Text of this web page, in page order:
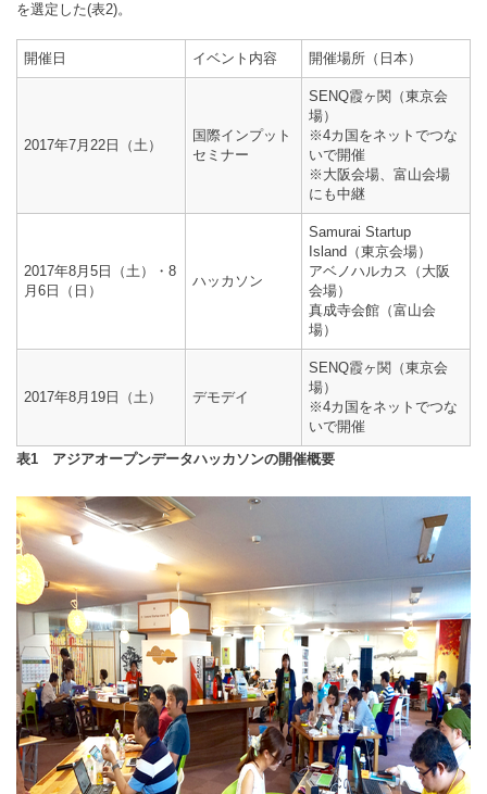
を選定した(表2)。
開催日 イベント内容 開催場所（日本）
2017年7月22日（土）
国際インプット
セミナー
SENQ霞ヶ関（東京会
場）
※4カ国をネットでつな
いで開催
※大阪会場、富山会場
にも中継
2017年8月5日（土）・8
月6日（日）
ハッカソン
Samurai Startup
Island（東京会場）
アベノハルカス（大阪
会場）
真成寺会館（富山会
場）
2017年8月19日（土） デモデイ
SENQ霞ヶ関（東京会
場）
※4カ国をネットでつな
いで開催
表1 アジアオープンデータハッカソンの開催概要